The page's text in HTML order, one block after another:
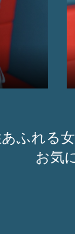
ふれる
お気